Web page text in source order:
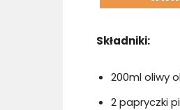
Składniki:
200ml oliwy
2 papryczki